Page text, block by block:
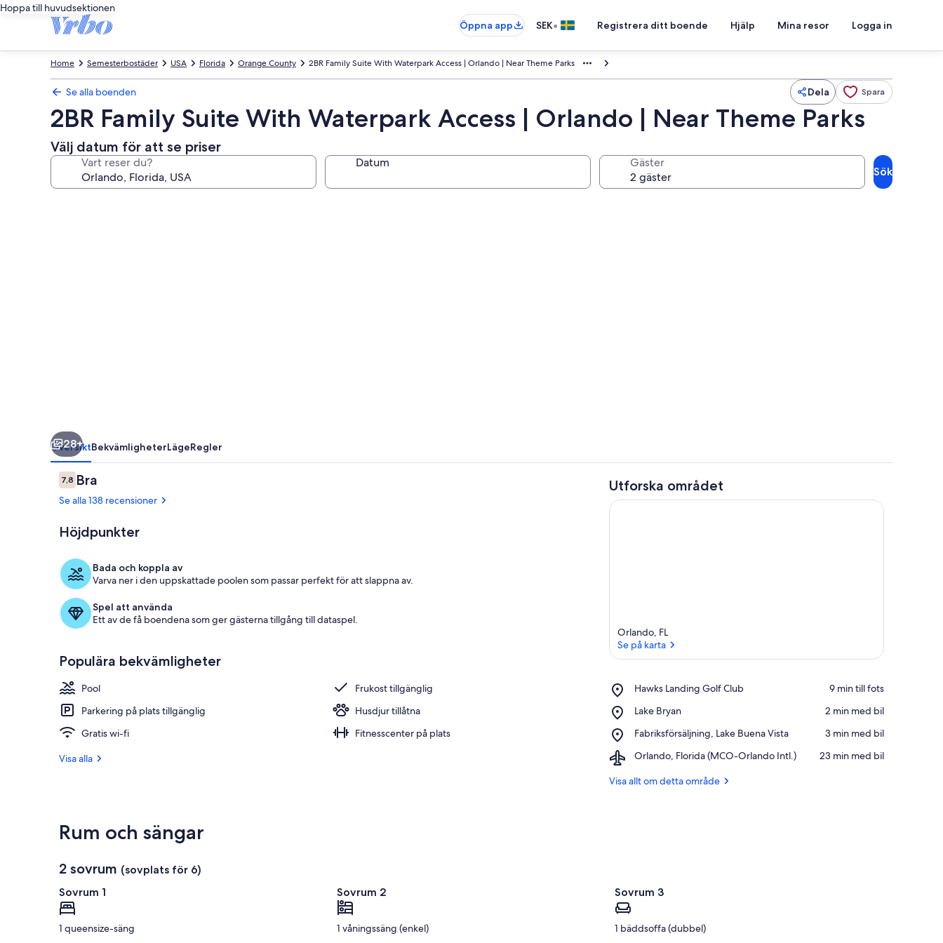
Hoppa till huvudsektionen
Öppna app
SEK• Registrera ditt boende Hjälp Mina resor Logga in
2BR Family Suite With Waterpark Access | Orlando | Near Theme Parks
Orange County
Florida
USA
Semesterbostäder
Home
Se alla boenden Dela Spara
2BR Family Suite With Waterpark Access | Orlando | Near Theme Parks
Välj datum för att se priser
Vart reser du? Datum Gäster
Sök
Near
Theme
Parks
28+
ÖversiktBekvämligheterLägeRegler
Recensioner
7,87,8 av 10,
Bra
Se alla 138 recensioner
Höjdpunkter
Bada och koppla av
Varva ner i den uppskattade poolen som passar perfekt för att slappna av.
Spel att använda
Ett av de få boendena som ger gästerna tillgång till dataspel.
Populära bekvämligheter
Pool
Frukost tillgänglig
Parkering på plats tillgänglig
Husdjur tillåtna
Gratis wi-fi
Fitnesscenter på plats
Visa alla
Utforska området
Orlando, FL
Se på karta
Hawks Landing Golf Club
Place,
Landing
Club
‪9 min till fots‬
Lake Bryan
Place,
Bryan
‪2 min med bil‬
Fabriksförsäljning, Lake Buena Vista
Place,
Lake
Vista
‪3 min med bil‬
Orlando, Florida (MCO-Orlando Intl.)
Airport,
Florida
‪23 min med bil‬
Visa allt om detta område
Rum och sängar
2 sovrum (sovplats för 6)
Sovrum 1
1 queensize-säng
Sovrum 2
1 våningssäng (enkel)
Sovrum 3
1 bäddsoffa (dubbel)